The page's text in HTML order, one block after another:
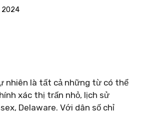
2024
nhiên là tất cả những từ có thể
xác thị trấn nhỏ, lịch sử
Delaware. Với dân số chỉ